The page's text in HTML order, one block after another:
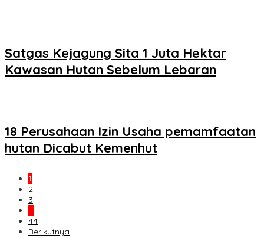
Satgas Kejagung Sita 1 Juta Hektar
Kawasan Hutan Sebelum Lebaran
18 Perusahaan Izin Usaha pemamfaatan
hutan Dicabut Kemenhut
1
2
3
…
44
Berikutnya